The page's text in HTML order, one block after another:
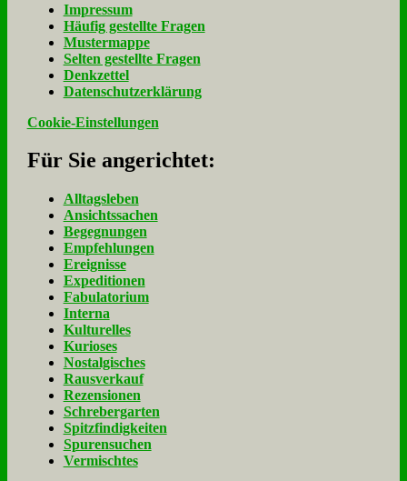
Im­pres­sum
Häu­fig ge­stell­te Fra­gen
Mu­ster­map­pe
Sel­ten ge­stell­te Fra­gen
Denk­zet­tel
Da­ten­schutz­er­klä­rung
Cookie-Einstellungen
Für Sie an­ge­rich­tet:
Alltagsleben
Ansichtssachen
Begegnungen
Empfehlungen
Ereignisse
Expeditionen
Fabulatorium
Interna
Kulturelles
Kurioses
Nostalgisches
Rausverkauf
Rezensionen
Schrebergarten
Spitzfindigkeiten
Spurensuchen
Vermischtes